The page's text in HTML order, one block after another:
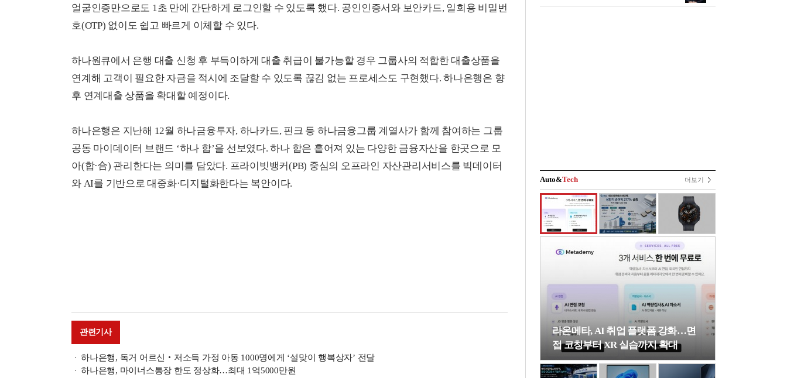
얼굴인증만으로도 1초 만에 간단하게 로그인할 수 있도록 했다. 공인인증서와 보안카드, 일회용 비밀번
호(OTP) 없이도 쉽고 빠르게 이체할 수 있다.
하나원큐에서 은행 대출 신청 후 부득이하게 대출 취급이 불가능할 경우 그룹사의 적합한 대출상품을
연계해 고객이 필요한 자금을 적시에 조달할 수 있도록 끊김 없는 프로세스도 구현했다. 하나은행은 향
후 연계대출 상품을 확대할 예정이다.
하나은행은 지난해 12월 하나금융투자, 하나카드, 핀크 등 하나금융그룹 계열사가 함께 참여하는 그룹
공동 마이데이터 브랜드 ‘하나 합’을 선보였다. 하나 합은 흩어져 있는 다양한 금융자산을 한곳으로 모
아(합·合) 관리한다는 의미를 담았다. 프라이빗뱅커(PB) 중심의 오프라인 자산관리서비스를 빅데이터
와 AI를 기반으로 대중화·디지털화한다는 복안이다.
관련기사
하나은행, 독거 어르신‧저소득 가정 아동 1000명에게 ‘설맞이 행복상자’ 전달
하나은행, 마이너스통장 한도 정상화…최대 1억5000만원
수료 2배 증가 효과 [금융 시
Auto&Tech 더보기
라온메타, AI 취업 플랫폼 강화…면
접 코칭부터 XR 실습까지 확대